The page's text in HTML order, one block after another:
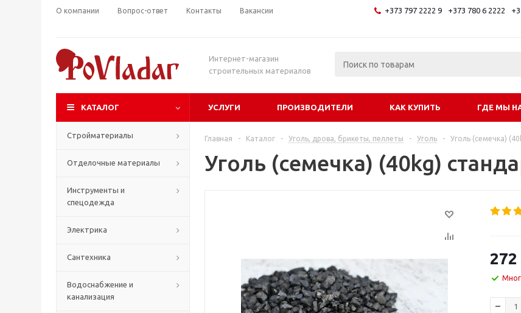
О компании Вопрос-ответ Контакты Вакансии +373 797 2222 9 +373 780 6 2222
Интернет-магазин
строительных материалов
КАТАЛОГ УСЛУГИ ПРОИЗВОДИТЕЛИ КАК КУПИТЬ ГДЕ МЫ
Стройматериалы
Отделочные материалы
Инструменты и
спецодежда
Электрика
Сантехника
Водоснабжение и
канализация
Главная - Каталог - Уголь, дрова, брикеты, пеллеты - Уголь - Уголь (семечка)
Уголь (семечка) (40kg)
272